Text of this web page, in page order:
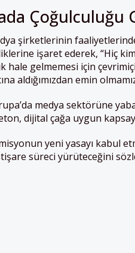
Çoğulculuğu
şirketlerinin
işaret ederek, “Hiç
hale gelmemesi için
aldığımızdan emin
medya sektörüne yab
dijital çağa uygun
yeni yasayı kabul
süreci yürüteceğini